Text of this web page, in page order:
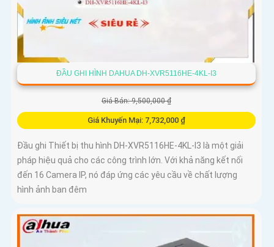
ĐẦU GHI HÌNH DAHUA DH-XVR5116HE-4KL-I3
Giá Bán: 9,500,000 ₫
Giá Khuyến Mại: 7,732,000 ₫
Đầu ghi Thiết bị thu hình DH-XVR5116HE-4KL-I3 là một giải
pháp hiệu quả cho các công trình lớn. Với khả năng kết nối
đến 16 Camera IP, nó đáp ứng các yêu cầu về chất lượng
hình ảnh ban đêm